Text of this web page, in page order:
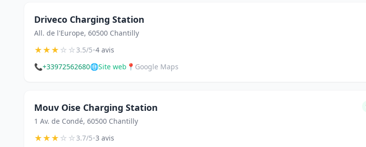
Driveco Charging Station
All. de l'Europe, 60500 Chantilly
★★★☆☆3.5/5•4 avis
📞+33972562680🌐Site web 📍 Google Maps
Mouv Oise Charging Station
1 Av. de Condé, 60500 Chantilly
★★★☆☆3.7/5•3 avis